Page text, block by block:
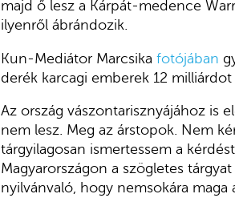
majd ő lesz a Kárpát-medence
ilyenről ábrándozik.
Kun-Mediátor Marcsika fotójában
derék karcagi emberek 12
Az ország vászontarisznyájához is
nem lesz. Meg az árstopok. Nem
tárgyilagosan ismertessem a
Magyarországon a szögletes
nyilvánvaló, hogy nemsokára